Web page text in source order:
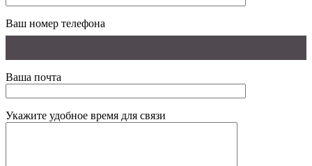
Ваш номер телефона
Ваша почта
Укажите удобное время для связи